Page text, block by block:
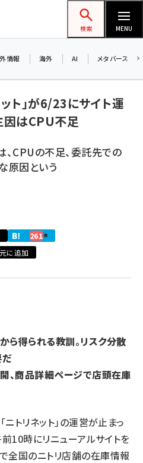
ップ担当者フォーラム
検索 MENU
情報 海外 AI メタバース
ト」が6/23にサイト運
因はCPU不足
、CPUの不足、委託先での
原因という
261
に追加
ら得られる教訓。リスク分散
開、商品詳細ページで店頭在庫
トリネット」の運営が止まっ
10時にリニューアルサイトを
全国のニトリ店舗の在庫情報